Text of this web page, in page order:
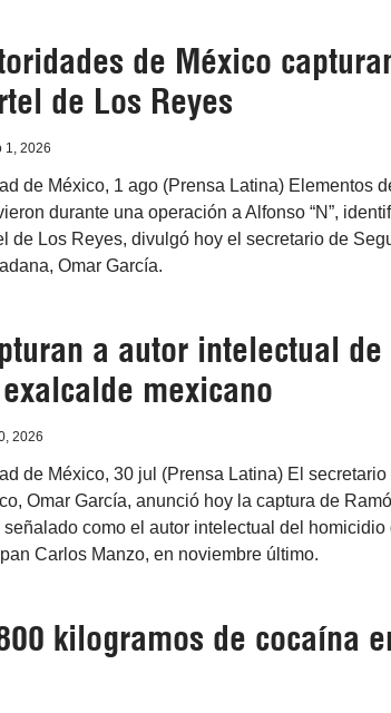
de México
de Los Reyes
1, 2026
de México, 1 ago (Prensa Latina) Elementos
durante una operación a Alfonso “N”,
de Los Reyes, divulgó hoy el secretario de
Omar García.
a autor intelectual
mexicano
2026
de México, 30 jul (Prensa Latina) El
Omar García, anunció hoy la captura de
señalado como el autor intelectual del
Carlos Manzo, en noviembre último.
kilogramos de cocaína